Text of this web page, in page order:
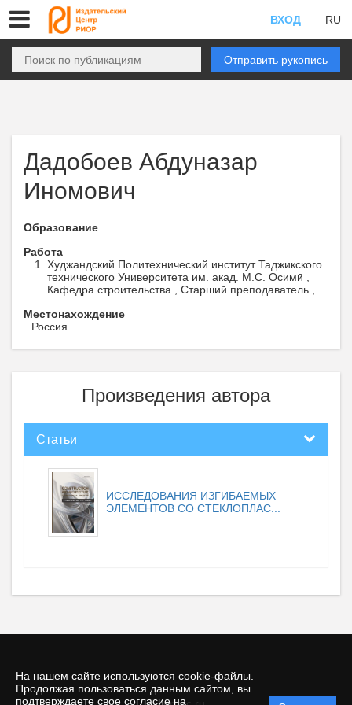
На нашем сайте используются cookie-файлы.
Продолжая пользоваться данным сайтом, вы
подтверждаете свое согласие на
ВХОД RU
Отправить рукопись
Дадобоев Абдуназар
Иномович
Образование
Работа
Худжандский Политехнический институт Таджикского
технического Университета им. акад. М.С. Осимӣ ,
Кафедра строительства , Старший преподаватель ,
Местонахождение
Россия
Произведения автора
Статьи
ИССЛЕДОВАНИЯ ИЗГИБАЕМЫХ
ЭЛЕМЕНТОВ СО СТЕКЛОПЛАС...